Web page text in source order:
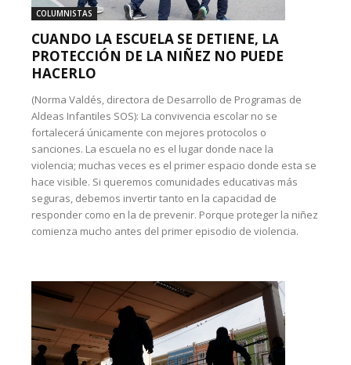
COLUMNISTAS
CUANDO LA ESCUELA SE DETIENE, LA
PROTECCIÓN DE LA NIÑEZ NO PUEDE
HACERLO
(Norma Valdés, directora de Desarrollo de Programas de
Aldeas Infantiles SOS): La convivencia escolar no se
fortalecerá únicamente con mejores protocolos o
sanciones. La escuela no es el lugar donde nace la
violencia; muchas veces es el primer espacio donde esta se
hace visible. Si queremos comunidades educativas más
seguras, debemos invertir tanto en la capacidad de
responder como en la de prevenir. Porque proteger la niñez
comienza mucho antes del primer episodio de violencia.